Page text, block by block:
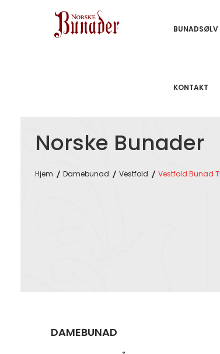
BUNADSØLV
KONTAKT
Norske Bunader
Hjem Damebunad Vestfold Vestfold Bunad
DAMEBUNAD